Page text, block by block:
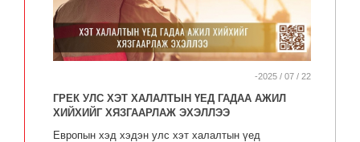
-2025 / 07 / 22
ГРЕК УЛС ХЭТ ХАЛАЛТЫН ҮЕД ГАДАА АЖИЛ
ХИЙХИЙГ ХЯЗГААРЛАЖ ЭХЭЛЛЭЭ
Европын хэд хэдэн улс хэт халалтын үед